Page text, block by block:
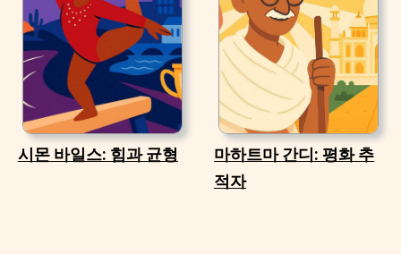
시몬 바일스: 힘과 균형
마하트마 간디: 평화 추
적자